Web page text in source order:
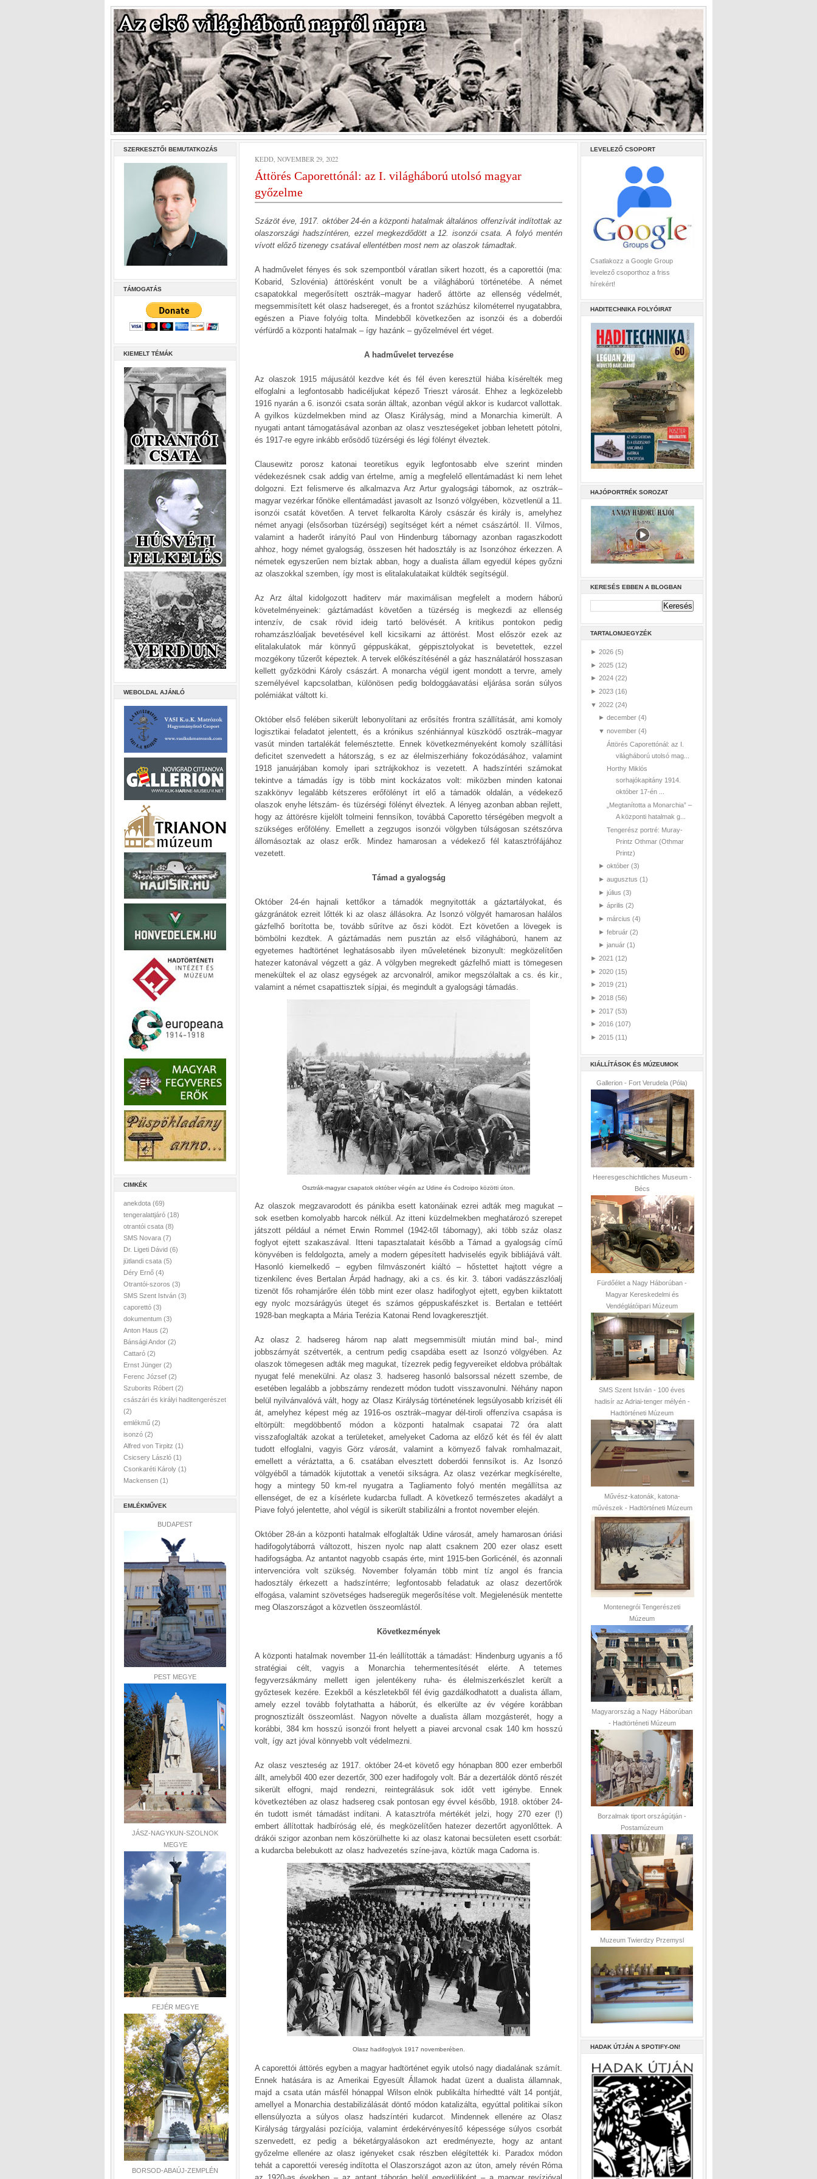
SZERKESZTŐI BEMUTATKOZÁS
TÁMOGATÁS
KIEMELT TÉMÁK
WEBOLDAL AJÁNLÓ
CIMKÉK
anekdota (69)
tengeralattjáró (18)
otrantói csata (8)
SMS Novara (7)
Dr. Ligeti Dávid (6)
jütlandi csata (5)
Déry Ernő (4)
Otrantói-szoros (3)
SMS Szent István (3)
caporettó (3)
dokumentum (3)
Anton Haus (2)
Bánsági Andor (2)
Cattaró (2)
Ernst Jünger (2)
Ferenc József (2)
Szuborits Róbert (2)
császári és királyi haditengerészet
(2)
emlékmű (2)
isonzó (2)
Alfred von Tirpitz (1)
Csicsery László (1)
Csonkaréti Károly (1)
Mackensen (1)
EMLÉKMŰVEK
BUDAPEST
PEST MEGYE
JÁSZ-NAGYKUN-SZOLNOK
MEGYE
FEJÉR MEGYE
BORSOD-ABAÚJ-ZEMPLÉN
KEDD, NOVEMBER 29, 2022
Áttörés Caporettónál: az I. világháború utolsó magyar
győzelme
Százöt éve, 1917. október 24-én a központi hatalmak általános offenzívát indítottak az
olaszországi hadszíntéren, ezzel megkezdődött a 12. isonzói csata. A folyó mentén
vívott előző tizenegy csatával ellentétben most nem az olaszok támadtak.
A hadművelet fényes és sok szempontból váratlan sikert hozott, és a caporettói (ma:
Kobarid, Szlovénia) áttörésként vonult be a világháború történetébe. A német
csapatokkal megerősített osztrák–magyar haderő áttörte az ellenség védelmét,
megsemmisített két olasz hadsereget, és a frontot százhúsz kilométerrel nyugatabbra,
egészen a Piave folyóig tolta. Mindebből következően az isonzói és a doberdói
vérfürdő a központi hatalmak – így hazánk – győzelmével ért véget.
A hadművelet tervezése
Az olaszok 1915 májusától kezdve két és fél éven keresztül hiába kísérelték meg
elfoglalni a legfontosabb hadicéljukat képező Trieszt városát. Ehhez a legközelebb
1916 nyarán a 6. isonzói csata során álltak, azonban végül akkor is kudarcot vallottak.
A gyilkos küzdelmekben mind az Olasz Királyság, mind a Monarchia kimerült. A
nyugati antant támogatásával azonban az olasz veszteségeket jobban lehetett pótolni,
és 1917-re egyre inkább erősödő tüzérségi és légi fölényt élveztek.
Clausewitz porosz katonai teoretikus egyik legfontosabb elve szerint minden
védekezésnek csak addig van értelme, amíg a megfelelő ellentámadást ki nem lehet
dolgozni. Ezt felismerve és alkalmazva Arz Artur gyalogsági tábornok, az osztrák–
magyar vezérkar főnöke ellentámadást javasolt az Isonzó völgyében, közvetlenül a 11.
isonzói csatát követően. A tervet felkarolta Károly császár és király is, amelyhez
német anyagi (elsősorban tüzérségi) segítséget kért a német császártól. II. Vilmos,
valamint a haderőt irányító Paul von Hindenburg tábornagy azonban ragaszkodott
ahhoz, hogy német gyalogság, összesen hét hadosztály is az Isonzóhoz érkezzen. A
németek egyszerűen nem bíztak abban, hogy a dualista állam egyedül képes győzni
az olaszokkal szemben, így most is elitalakulataikat küldték segítségül.
Az Arz által kidolgozott haditerv már maximálisan megfelelt a modern háború
követelményeinek: gáztámadást követően a tüzérség is megkezdi az ellenség
intenzív, de csak rövid ideig tartó belövését. A kritikus pontokon pedig
rohamzászlóaljak bevetésével kell kicsikarni az áttörést. Most először ezek az
elitalakulatok már könnyű géppuskákat, géppisztolyokat is bevetettek, ezzel
mozgékony tűzerőt képeztek. A tervek előkészítésénél a gáz használatáról hosszasan
kellett győzködni Károly császárt. A monarcha végül igent mondott a tervre, amely
személyével kapcsolatban, különösen pedig boldoggáavatási eljárása során súlyos
polémiákat váltott ki.
Október első felében sikerült lebonyolítani az erősítés frontra szállítását, ami komoly
logisztikai feladatot jelentett, és a krónikus szénhiánnyal küszködő osztrák–magyar
vasút minden tartalékát felemésztette. Ennek következményeként komoly szállítási
deficitet szenvedett a hátország, s ez az élelmiszerhiány fokozódásához, valamint
1918 januárjában komoly ipari sztrájkokhoz is vezetett. A hadszíntéri számokat
tekintve a támadás így is több mint kockázatos volt: miközben minden katonai
szakkönyv legalább kétszeres erőfölényt írt elő a támadók oldalán, a védekező
olaszok enyhe létszám- és tüzérségi fölényt élveztek. A lényeg azonban abban rejlett,
hogy az áttörésre kijelölt tolmeini fennsíkon, továbbá Caporetto térségében megvolt a
szükséges erőfölény. Emellett a zegzugos isonzói völgyben túlságosan szétszórva
állomásoztak az olasz erők. Mindez hamarosan a védekező fél katasztrófájához
vezetett.
Támad a gyalogság
Október 24-én hajnali kettőkor a támadók megnyitották a gáztartályokat, és
gázgránátok ezreit lőtték ki az olasz állásokra. Az Isonzó völgyét hamarosan halálos
gázfelhő borította be, tovább sűrítve az őszi ködöt. Ezt követően a lövegek is
bömbölni kezdtek. A gáztámadás nem pusztán az első világháború, hanem az
egyetemes hadtörténet leghatásosabb ilyen műveletének bizonyult: megközelítően
hatezer katonával végzett a gáz. A völgyben megrekedt gázfelhő miatt is tömegesen
menekültek el az olasz egységek az arcvonalról, amikor megszólaltak a cs. és kir.,
valamint a német csapattisztek sípjai, és megindult a gyalogsági támadás.
Osztrák-magyar csapatok október végén az Udine és Codroipo közötti úton.
Az olaszok megzavarodott és pánikba esett katonáinak ezrei adták meg magukat –
sok esetben komolyabb harcok nélkül. Az itteni küzdelmekben meghatározó szerepet
játszott például a német Erwin Rommel (1942-től tábornagy), aki több száz olasz
foglyot ejtett szakaszával. Itteni tapasztalatait később a Támad a gyalogság című
könyvében is feldolgozta, amely a modern gépesített hadviselés egyik bibliájává vált.
Hasonló kiemelkedő – egyben filmvászonért kiáltó – hőstettet hajtott végre a
tizenkilenc éves Bertalan Árpád hadnagy, aki a cs. és kir. 3. tábori vadászzászlóalj
tizenöt fős rohamjárőre élén több mint ezer olasz hadifoglyot ejtett, egyben kiiktatott
egy nyolc mozsárágyús üteget és számos géppuskafészket is. Bertalan e tettéért
1928-ban megkapta a Mária Terézia Katonai Rend lovagkeresztjét.
Az olasz 2. hadsereg három nap alatt megsemmisült miután mind bal-, mind
jobbszárnyát szétverték, a centrum pedig csapdába esett az Isonzó völgyében. Az
olaszok tömegesen adták meg magukat, tízezrek pedig fegyvereiket eldobva próbáltak
nyugat felé menekülni. Az olasz 3. hadsereg hasonló balsorssal nézett szembe, de
esetében legalább a jobbszárny rendezett módon tudott visszavonulni. Néhány napon
belül nyilvánvalóvá vált, hogy az Olasz Királyság történetének legsúlyosabb krízisét éli
át, amelyhez képest még az 1916-os osztrák–magyar dél-tiroli offenzíva csapása is
eltörpült: megdöbbentő módon a központi hatalmak csapatai 72 óra alatt
visszafoglalták azokat a területeket, amelyeket Cadorna az előző két és fél év alatt
tudott elfoglalni, vagyis Görz városát, valamint a környező falvak romhalmazait,
emellett a véráztatta, a 6. csatában elvesztett doberdói fennsíkot is. Az Isonzó
völgyéből a támadók kijutottak a venetói síkságra. Az olasz vezérkar megkísérelte,
hogy a mintegy 50 km-rel nyugatra a Tagliamento folyó mentén megállítsa az
ellenséget, de ez a kísérlete kudarcba fulladt. A következő természetes akadályt a
Piave folyó jelentette, ahol végül is sikerült stabilizálni a frontot november elején.
Október 28-án a központi hatalmak elfoglalták Udine városát, amely hamarosan óriási
hadifogolytáborrá változott, hiszen nyolc nap alatt csaknem 200 ezer olasz esett
hadifogságba. Az antantot nagyobb csapás érte, mint 1915-ben Gorlicénél, és azonnali
intervencióra volt szükség. November folyamán több mint tíz angol és francia
hadosztály érkezett a hadszíntérre; legfontosabb feladatuk az olasz dezertőrök
elfogása, valamint szövetséges hadseregük megerősítése volt. Megjelenésük mentette
meg Olaszországot a közvetlen összeomlástól.
Következmények
A központi hatalmak november 11-én leállították a támadást: Hindenburg ugyanis a fő
stratégiai célt, vagyis a Monarchia tehermentesítését elérte. A tetemes
fegyverzsákmány mellett igen jelentékeny ruha- és élelmiszerkészlet került a
győztesek kezére. Ezekből a készletekből fél évig gazdálkodhatott a dualista állam,
amely ezzel tovább folytathatta a háborút, és elkerülte az év végére korábban
prognosztizált összeomlást. Nagyon növelte a dualista állam mozgásterét, hogy a
korábbi, 384 km hosszú isonzói front helyett a piavei arcvonal csak 140 km hosszú
volt, így azt jóval könnyebb volt védelmezni.
Az olasz veszteség az 1917. október 24-et követő egy hónapban 800 ezer emberből
állt, amelyből 400 ezer dezertőr, 300 ezer hadifogoly volt. Bár a dezertálók döntő részét
sikerült elfogni, majd rendezni, reintegrálásuk sok időt vett igénybe. Ennek
következtében az olasz hadsereg csak pontosan egy évvel később, 1918. október 24-
én tudott ismét támadást indítani. A katasztrófa mértékét jelzi, hogy 270 ezer (!)
embert állítottak hadbíróság elé, és megközelítően hatezer dezertőrt agyonlőttek. A
drákói szigor azonban nem köszörülhette ki az olasz katonai becsületen esett csorbát:
a kudarcba belebukott az olasz hadvezetés színe-java, köztük maga Cadorna is.
Olasz hadifoglyok 1917 novemberében.
A caporettói áttörés egyben a magyar hadtörténet egyik utolsó nagy diadalának számít.
Ennek hatására is az Amerikai Egyesült Államok hadat üzent a dualista államnak,
majd a csata után másfél hónappal Wilson elnök publikálta hírhedtté vált 14 pontját,
amellyel a Monarchia destabilizálását döntő módon katalizálta, egyúttal politikai síkon
ellensúlyozta a súlyos olasz hadszíntéri kudarcot. Mindennek ellenére az Olasz
Királyság tárgyalási pozíciója, valamint érdekérvényesítő képessége súlyos csorbát
szenvedett, ez pedig a béketárgyalásokon azt eredményezte, hogy az antant
győzelme ellenére az olasz igényeket csak részben elégítették ki. Paradox módon
tehát a caporettói vereség indította el Olaszországot azon az úton, amely révén Róma
LEVELEZŐ CSOPORT
Csatlakozz a Google Group
levelező csoporthoz a friss
hírekért!
HADITECHNIKA FOLYÓIRAT
HAJÓPORTRÉK SOROZAT
KERESÉS EBBEN A BLOGBAN
TARTALOMJEGYZÉK
► 2026 (5)
► 2025 (12)
► 2024 (22)
► 2023 (16)
▼ 2022 (24)
► december (4)
▼ november (4)
Áttörés Caporettónál: az I.
világháború utolsó mag...
Horthy Miklós
sorhajókapitány 1914.
október 17-én ...
„Megtanította a Monarchia” –
A központi hatalmak g...
Tengerész portré: Muray-
Printz Othmar (Othmar
Printz)
► október (3)
► augusztus (1)
► július (3)
► április (2)
► március (4)
► február (2)
► január (1)
► 2021 (12)
► 2020 (15)
► 2019 (21)
► 2018 (56)
► 2017 (53)
► 2016 (107)
► 2015 (11)
KIÁLLÍTÁSOK ÉS MÚZEUMOK
Gallerion - Fort Verudela (Póla)
Heeresgeschichtliches Museum -
Bécs
Fürdőélet a Nagy Háborúban -
Magyar Kereskedelmi és
Vendéglátóipari Múzeum
SMS Szent István - 100 éves
hadisír az Adriai-tenger mélyén -
Hadtörténeti Múzeum
Művész-katonák, katona-
művészek - Hadtörténeti Múzeum
Montenegrói Tengerészeti
Múzeum
Magyarország a Nagy Háborúban
- Hadtörténeti Múzeum
Borzalmak tiport országútján -
Postamúzeum
Muzeum Twierdzy Przemysl
HADAK ÚTJÁN A SPOTIFY-ON!